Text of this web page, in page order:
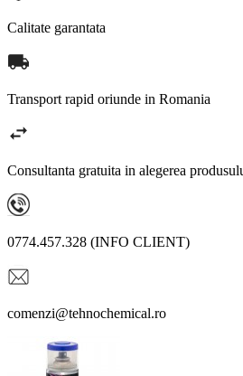
Calitate garantata
Transport rapid oriunde in Romania
Consultanta gratuita in alegerea
0774.457.328 (INFO CLIENT)
comenzi@tehnochemical.ro